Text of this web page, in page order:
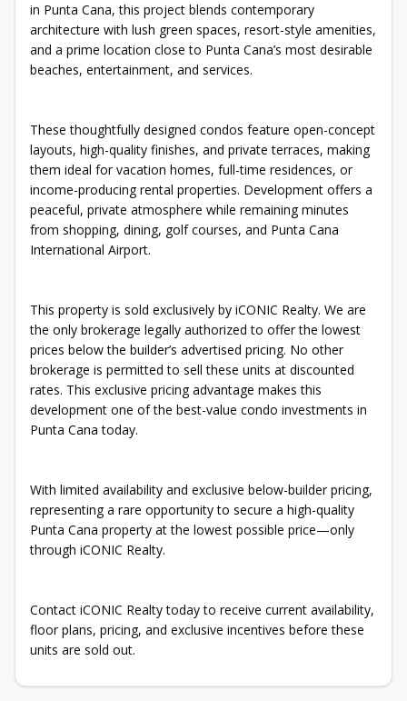
in Punta Cana, this project blends contemporary
architecture with lush green spaces, resort-style amenities,
and a prime location close to Punta Cana’s most desirable
beaches, entertainment, and services.
These thoughtfully designed condos feature open-concept
layouts, high-quality finishes, and private terraces, making
them ideal for vacation homes, full-time residences, or
income-producing rental properties. Development offers a
peaceful, private atmosphere while remaining minutes
from shopping, dining, golf courses, and Punta Cana
International Airport.
This property is sold exclusively by iCONIC Realty. We are
the only brokerage legally authorized to offer the lowest
prices below the builder’s advertised pricing. No other
brokerage is permitted to sell these units at discounted
rates. This exclusive pricing advantage makes this
development one of the best-value condo investments in
Punta Cana today.
With limited availability and exclusive below-builder pricing,
representing a rare opportunity to secure a high-quality
Punta Cana property at the lowest possible price—only
through iCONIC Realty.
Contact iCONIC Realty today to receive current availability,
floor plans, pricing, and exclusive incentives before these
units are sold out.